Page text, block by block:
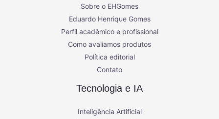
Sobre o EHGomes
Eduardo Henrique Gomes
Perfil acadêmico e profissional
Como avaliamos produtos
Política editorial
Contato
Tecnologia e IA
Inteligência Artificial